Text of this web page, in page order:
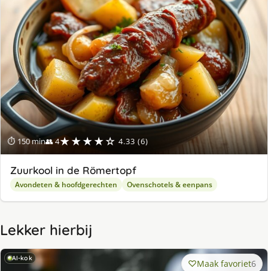
⏱ 150 min👥 4★★★★☆ 4.33 (6)
Zuurkool in de Römertopf
Avondeten & hoofdgerechten Ovenschotels & eenpans
Lekker hierbij
AI-kok Maak favoriet6